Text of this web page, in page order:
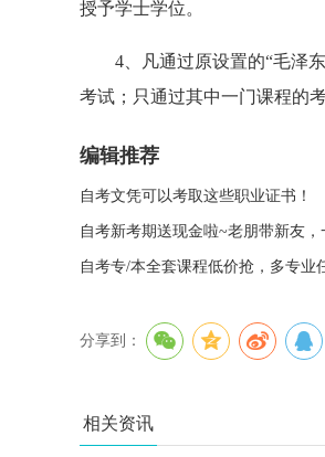
授予学士学位。
4、凡通过原设置的“毛泽东
考试；只通过其中一门课程的
编辑推荐
自考文凭可以考取这些职业证书！
自考新考期送现金啦~老朋带新友，
自考专/本全套课程低价抢，多专业
分享到：
相关资讯